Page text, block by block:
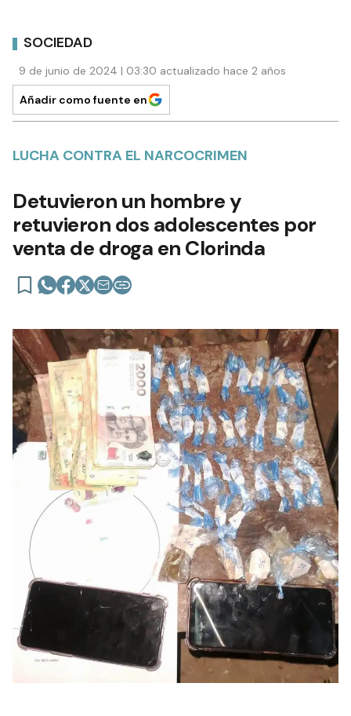
SOCIEDAD
9 de junio de 2024 | 03:30 actualizado hace 2 años
Añadir como fuente en
LUCHA CONTRA EL NARCOCRIMEN
Detuvieron un hombre y
retuvieron dos adolescentes por
venta de droga en Clorinda